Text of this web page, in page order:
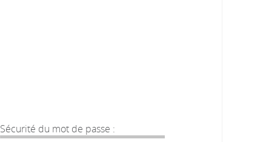
Sécurité du mot de passe :